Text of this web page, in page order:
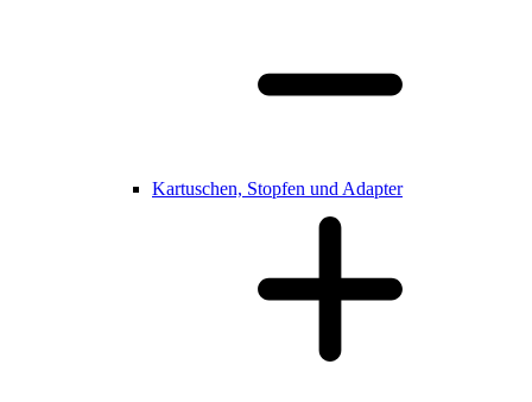
Kartuschen, Stopfen und Adapter